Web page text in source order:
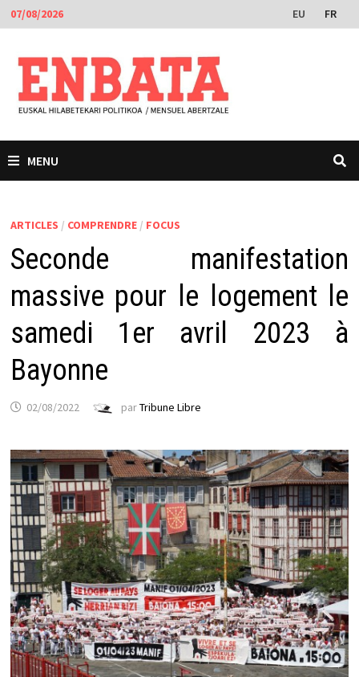
Passer
au
contenu
07/08/2026 EU FR
MENU
ARTICLES / COMPRENDRE/ FOCUS
Seconde manifestation
massive pour le logement le
samedi 1er avril 2023 à
Bayonne
02/08/2022 parTribune Libre